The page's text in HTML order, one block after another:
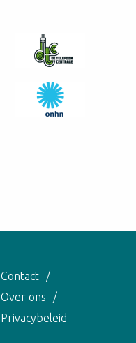
Contact
Over ons
Privacybeleid